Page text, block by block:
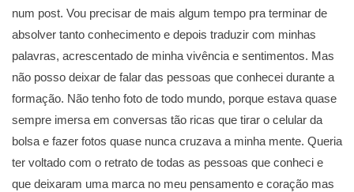
num post. Vou precisar de mais algum tempo pra terminar de
absolver tanto conhecimento e depois traduzir com minhas
palavras, acrescentado de minha vivência e sentimentos. Mas
não posso deixar de falar das pessoas que conhecei durante a
formação. Não tenho foto de todo mundo, porque estava quase
sempre imersa em conversas tão ricas que tirar o celular da
bolsa e fazer fotos quase nunca cruzava a minha mente. Queria
ter voltado com o retrato de todas as pessoas que conheci e
que deixaram uma marca no meu pensamento e coração mas